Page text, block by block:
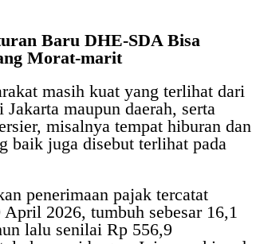
Baru DHE-SDA Bisa
Morat-marit
masih kuat yang terlihat dari
maupun daerah, serta
misalnya tempat hiburan dan
baik juga disebut terlihat pada
penerimaan pajak tercatat
2026, tumbuh sebesar 16,1
lalu senilai Rp 556,9